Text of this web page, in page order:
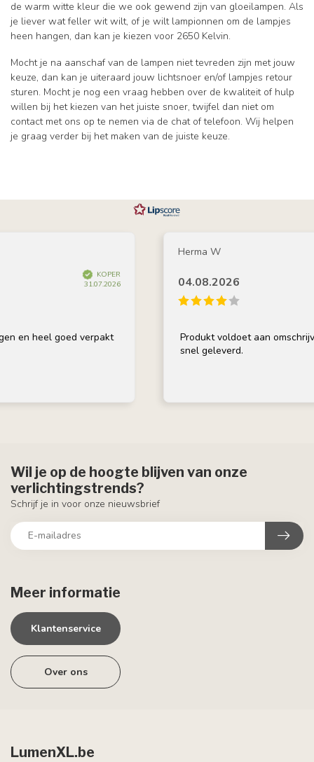
de warm witte kleur die we ook gewend zijn van gloeilampen. Als
je liever wat feller wit wilt, of je wilt lampionnen om de lampjes
heen hangen, dan kan je kiezen voor 2650 Kelvin.
Mocht je na aanschaf van de lampen niet tevreden zijn met jouw
keuze, dan kan je uiteraard jouw lichtsnoer en/of lampjes retour
sturen. Mocht je nog een vraag hebben over de kwaliteit of hulp
willen bij het kiezen van het juiste snoer, twijfel dan niet om
contact met ons op te nemen via de chat of telefoon. Wij helpen
je graag verder bij het maken van de juiste keuze.
KOPER
31.07.2026
goed verpakt
Herma W
04.08.2026
Produkt voldoet aan omschrijving,
snel geleverd.
Meer informatie
Klantenservice
Over ons
Wil je op de hoogte blijven van onze
verlichtingstrends?
Schrijf je in voor onze nieuwsbrief
LumenXL.be